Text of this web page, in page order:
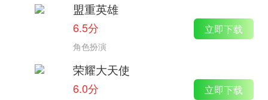
盟重英雄
6.5分
角色扮演
立即下载
荣耀大天使
6.0分 立即下载